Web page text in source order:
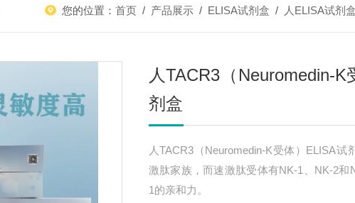
您的位置：首页 / 产品展示 / ELISA试剂盒 / 人ELISA试剂盒
人TACR3（Neuromedin-
剂盒
人TACR3（Neuromedin-K受体）ELISA试
激肽家族，而速激肽受体有NK-1、NK-2和
1的亲和力。